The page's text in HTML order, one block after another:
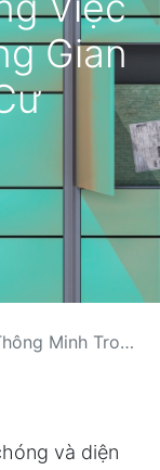
Gian
Không Gian Tại Chung Cư
và diện